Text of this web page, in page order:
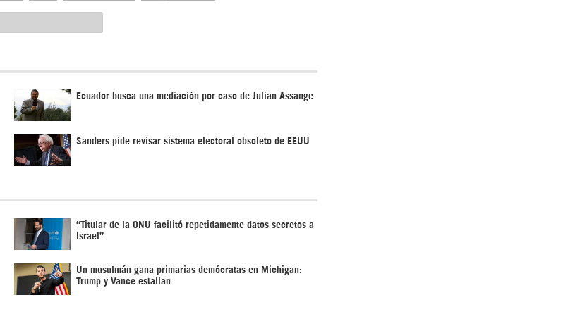
Ecuador busca una mediación por caso de Julian Assange
Sanders pide revisar sistema electoral obsoleto de EEUU
“Titular de la ONU facilitó repetidamente datos secretos a
Israel”
Un musulmán gana primarias demócratas en Michigan:
Trump y Vance estallan